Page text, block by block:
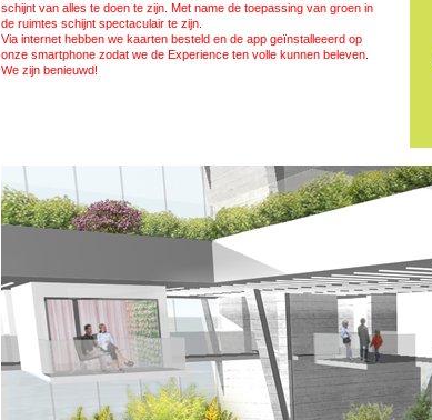
schijnt van alles te doen te zijn. Met name de toepassing van groen in
de ruimtes schijnt spectaculair te zijn.
Via internet hebben we kaarten besteld en de app geïnstalleeerd op
onze smartphone zodat we de Experience ten volle kunnen beleven.
We zijn benieuwd!